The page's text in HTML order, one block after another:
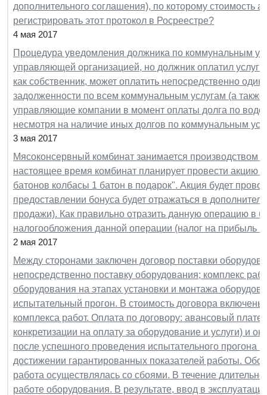
дополнительного соглашения), по которому стоимость
регистрировать этот протокол в Росреестре?
4 мая 2017
Процедура уведомления должника по коммунальным
управляющей организацией, но должник оплатил
как собственник, может оплатить непосредственно
задолженности по всем коммунальным услугам (а
управляющие компании в момент оплаты долга по
несмотря на наличие иных долгов по коммунальным
3 мая 2017
Мясоконсервный комбинат занимается производством
настоящее время комбинат планирует провести акцию
батонов колбасы 1 батон в подарок". Акция будет
предоставлении бонуса будет отражаться в
продажи). Как правильно отразить данную операцию в
налогообложения данной операции (налог на прибыль
2 мая 2017
Между сторонами заключен договор поставки
непосредственно поставку оборудования; комплекс
оборудования на этапах установки и монтажа
испытательный прогон. В стоимость договора
комплекса работ. Оплата по договору: авансовый
конкретизации на оплату за оборудование и услуги) и
после успешного проведения испытательного прогона
достижении гарантированных показателей работы.
работа осуществлялась со сбоями. В течение
работе оборудования. В результате, ввод в